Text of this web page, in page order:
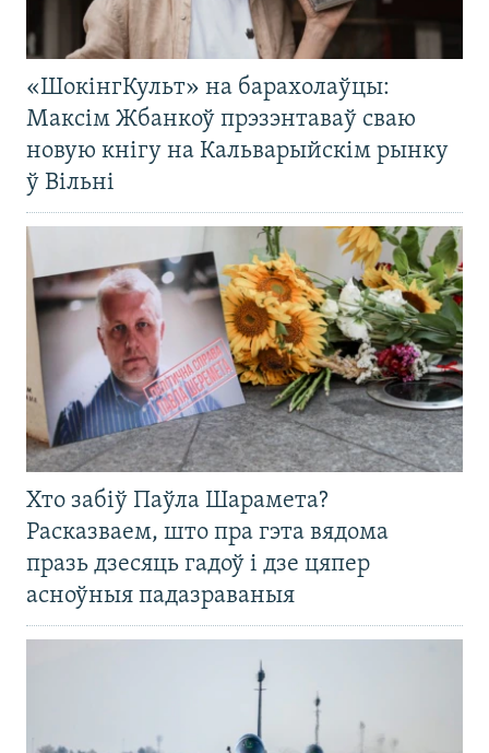
«ШокінгКульт» на барахолаўцы:
Максім Жбанкоў прэзэнтаваў сваю
новую кнігу на Кальварыйскім рынку
ў Вільні
Хто забіў Паўла Шарамета?
Расказваем, што пра гэта вядома
празь дзесяць гадоў і дзе цяпер
асноўныя падазраваныя